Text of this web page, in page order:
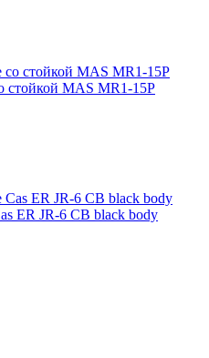
стойкой MAS MR1-15P
ER JR-6 CB black body